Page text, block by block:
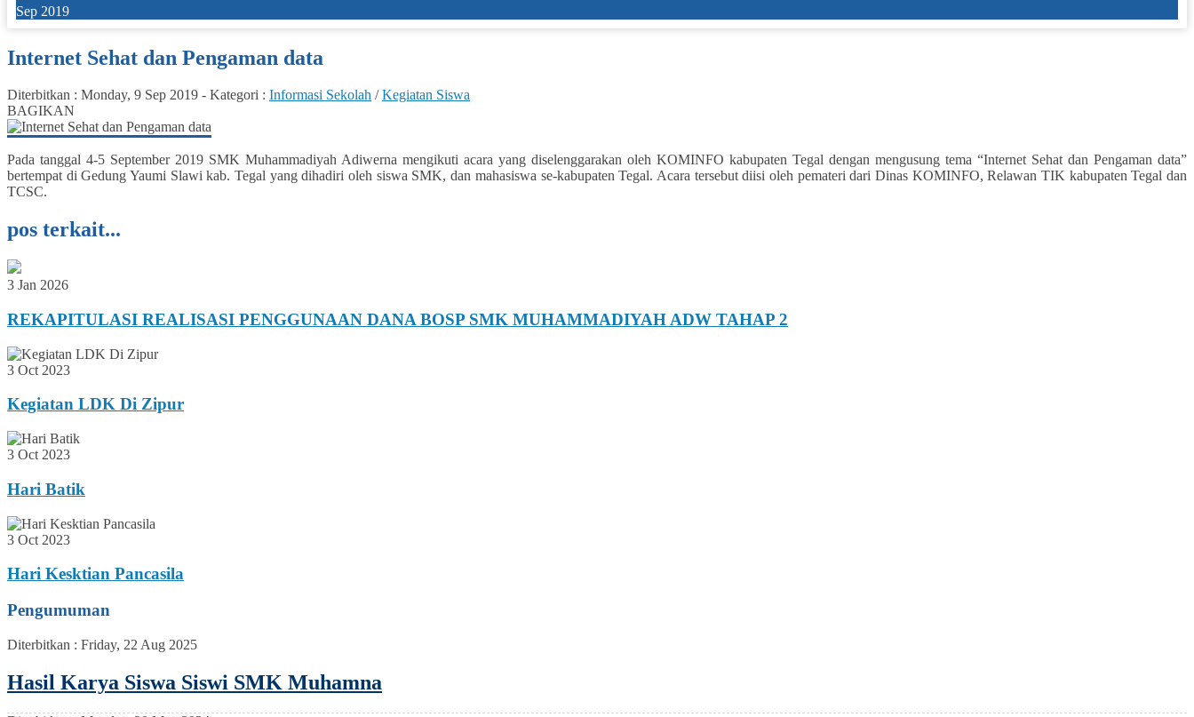
Sep 2019
Internet Sehat dan Pengaman data
Diterbitkan : Monday, 9 Sep 2019 - Kategori : Informasi Sekolah /Kegiatan Siswa
BAGIKAN
Pada tanggal 4-5 September 2019 SMK Muhammadiyah Adiwerna mengikuti acara yang diselenggarakan oleh KOMINFO kabupaten Tegal dengan mengusung tema “Internet Sehat dan Pengaman data”
bertempat di Gedung Yaumi Slawi kab. Tegal yang dihadiri oleh siswa SMK, dan mahasiswa se-kabupaten Tegal. Acara tersebut diisi oleh pemateri dari Dinas KOMINFO, Relawan TIK kabupaten Tegal dan
TCSC.
pos terkait...
3 Jan 2026
REKAPITULASI REALISASI PENGGUNAAN DANA BOSP SMK MUHAMMADIYAH ADW TAHAP 2
3 Oct 2023
Kegiatan LDK Di Zipur
3 Oct 2023
Hari Batik
3 Oct 2023
Hari Kesktian Pancasila
Pengumuman
Diterbitkan : Friday, 22 Aug 2025
Hasil Karya Siswa Siswi SMK Muhamna